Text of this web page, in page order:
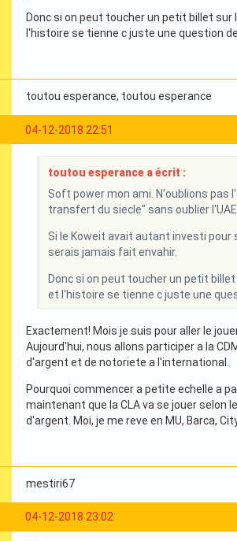
Donc si on peut toucher un petit billet
l'histoire se tienne c juste une question
toutou esperance, toutou esperance
04-12-2018 22:51
toutou esperance a écrit :
Soft power mon ami. N'oublions pas
transfert du siecle" sans oublier
Si le Koweit avait autant investi
serais jamais fait envahir.
Donc si on peut toucher un petit
et l'histoire se tienne c juste une
Exactement! Mois je suis pour aller le
Aujourd'hui, nous allons participer a la
d'argent et de notoriete a l'international.
Pourquoi commencer a petite echelle a
maintenant que la CLA va se jouer selon
d'argent. Moi, je me reve en MU, Barca,
mestiri67
04-12-2018 23:02